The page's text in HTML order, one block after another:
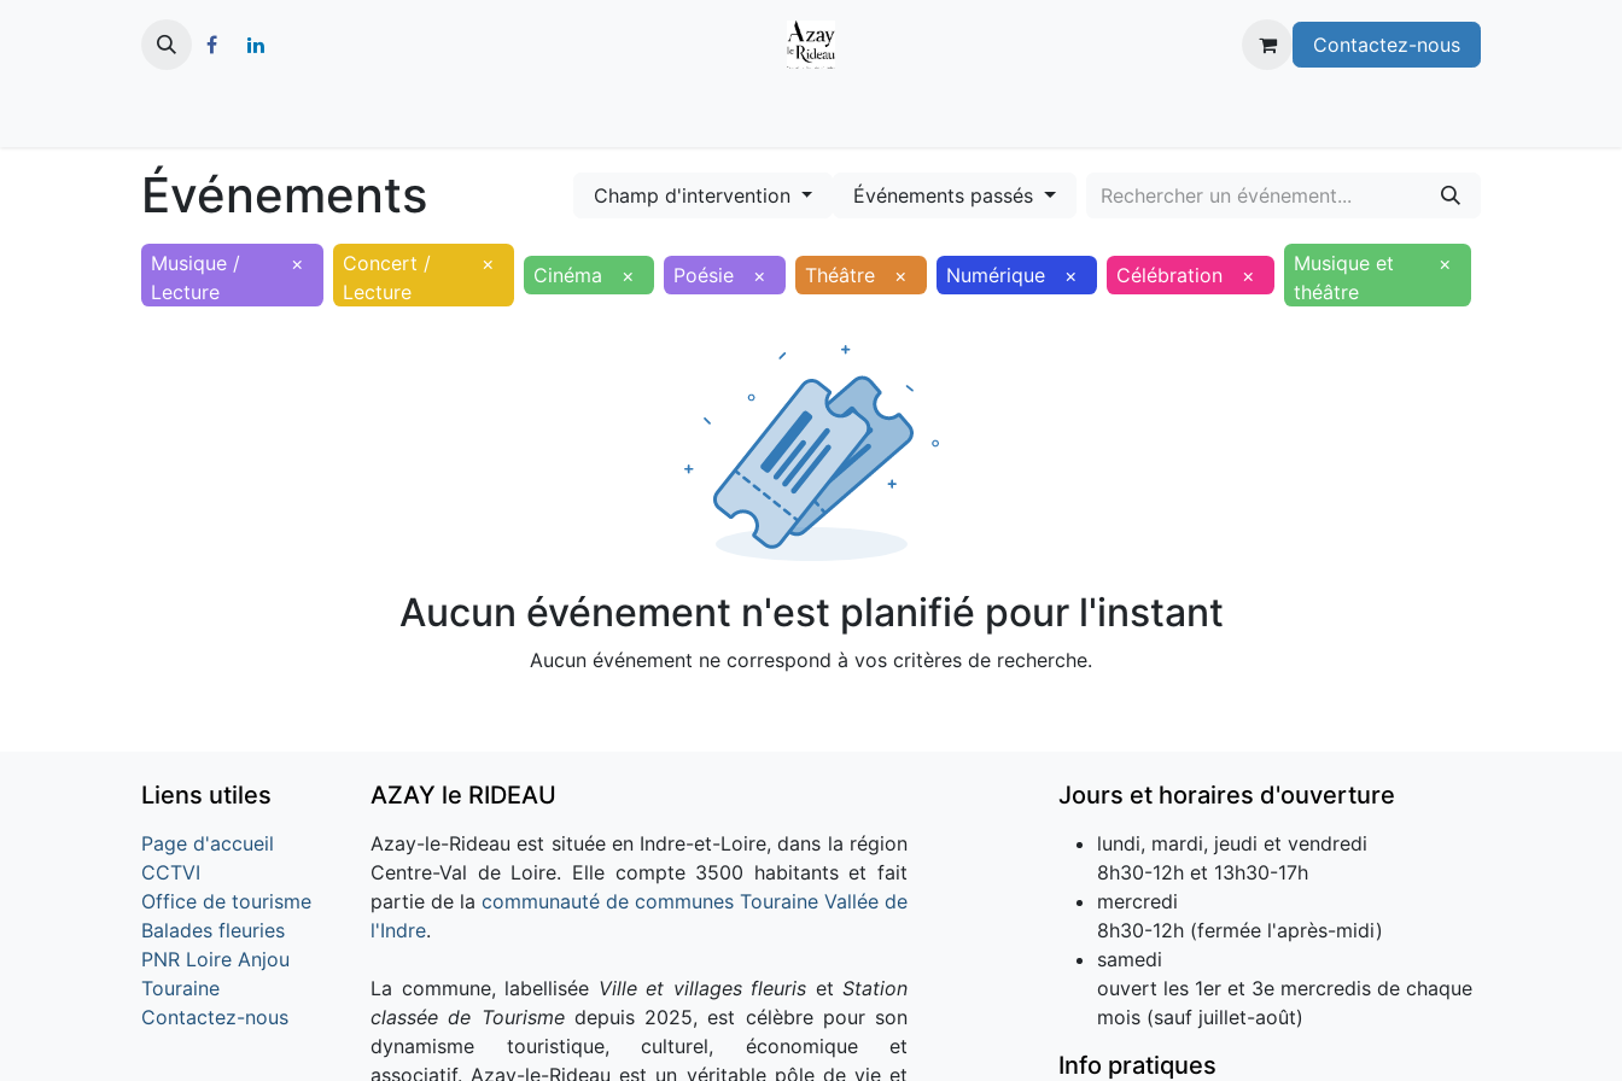
Contactez-nous
Événements Champ d'intervention Événements passés
Musique /
Lecture
×
Concert /
Lecture
× Cinéma × Poésie × Théâtre × Numérique × Célébration ×
Musique et
théâtre
×
Aucun événement n'est planifié pour l'instant
Aucun événement ne correspond à vos critères de recherche.
Liens utiles
Page d'accueil
CCTVI
Office de tourisme
Balades fleuries
PNR Loire Anjou
Touraine
Contactez-nous
AZAY le RIDEAU
Azay-le-Rideau est située en Indre-et-Loire, dans la région
Centre-Val de Loire. Elle compte 3500 habitants et fait
partie de la communauté de communes Touraine Vallée de
l'Indre.
La commune, labellisée Ville et villages fleuris et Station
classée de Tourismedepuis 2025, est célèbre pour son
dynamisme touristique, culturel, économique et
associatif. Azay-le-Rideau est un véritable pôle de vie et
Jours et horaires d'ouverture
lundi, mardi, jeudi et vendredi
8h30-12h et 13h30-17h
mercredi
8h30-12h (fermée l'après-midi)
samedi
ouvert les 1er et 3e mercredis de chaque
mois (sauf juillet-août)
Info pratiques